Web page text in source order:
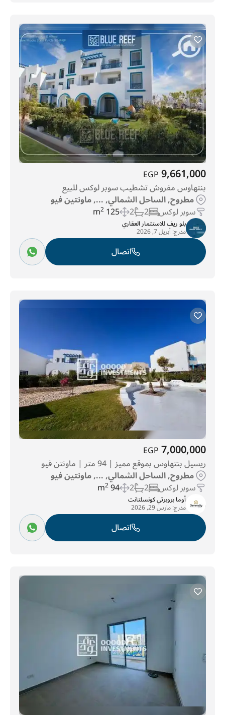
9,661,000
EGP
بنتهاوس مفروش تشطيب سوبر لوكس للبيع
مطروح, الساحل الشمالي, ..., ماونتين فيو
سوبر لوكس 2
2
125 m
2
بلو ريف للاستثمار العقاري
مدرج:أبريل 7, 2026
اتصال
7,000,000
EGP
ريسيل بنتهاوس بموقع مميز | 94 متر | ماونتن فيو
مطروح, الساحل الشمالي, ..., ماونتين فيو
سوبر لوكس 2
2
94 m
2
أوما بروبرتي كونسلتانت
مدرج:مارس 29, 2026
اتصال